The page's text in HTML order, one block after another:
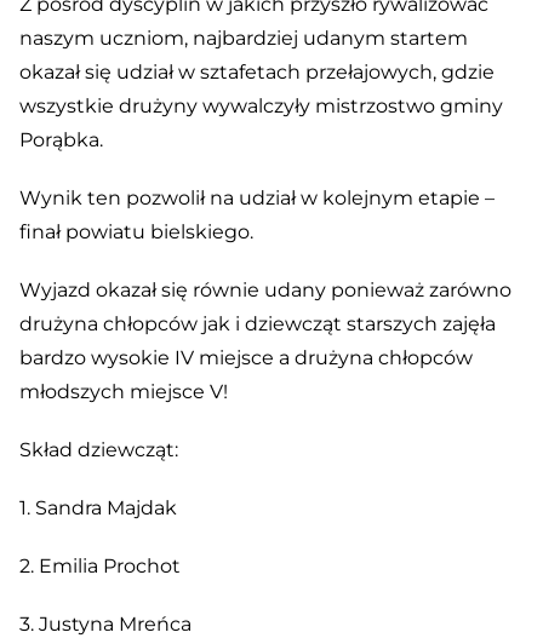
naszym uczniom, najbardziej udanym startem
okazał się udział w sztafetach przełajowych, gdzie
wszystkie drużyny wywalczyły mistrzostwo gminy
Porąbka.
Wynik ten pozwolił na udział w kolejnym etapie –
finał powiatu bielskiego.
Wyjazd okazał się równie udany ponieważ zarówno
drużyna chłopców jak i dziewcząt starszych zajęła
bardzo wysokie IV miejsce a drużyna chłopców
młodszych miejsce V!
Skład dziewcząt:
1. Sandra Majdak
2. Emilia Prochot
3. Justyna Mreńca